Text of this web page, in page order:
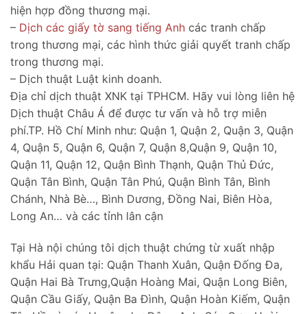
hiện hợp đồng thương mại.
– Dịch các giấy tờ sang tiếng Anh các tranh chấp
trong thương mại, các hình thức giải quyết tranh chấp
trong thương mại.
– Dịch thuật Luật kinh doanh.
Địa chỉ dịch thuật XNK tại TPHCM. Hãy vui lòng liên hệ
Dịch thuật Châu Á để được tư vấn và hỗ trợ miễn
phí.TP. Hồ Chí Minh như: Quận 1, Quận 2, Quận 3, Quận
4, Quận 5, Quận 6, Quận 7, Quận 8,Quận 9, Quận 10,
Quận 11, Quận 12, Quận Bình Thạnh, Quận Thủ Đức,
Quận Tân Bình, Quận Tân Phú, Quận Bình Tân, Bình
Chánh, Nhà Bè…, Bình Dương, Đồng Nai, Biên Hòa,
Long An… và các tỉnh lân cận
Tại Hà nội chúng tôi dịch thuật chứng từ xuất nhập
khẩu Hải quan tại: Quận Thanh Xuân, Quận Đống Đa,
Quận Hai Bà Trưng,Quận Hoàng Mai, Quận Long Biên,
Quận Cầu Giấy, Quận Ba Đình, Quận Hoàn Kiếm, Quận